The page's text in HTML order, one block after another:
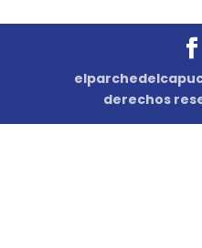
derechos